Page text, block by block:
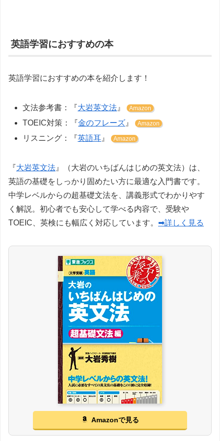
英語学習におすすめの本
英語学習におすすめの本を紹介します！
文法参考書：『大岩英文法 』 Amazon
TOEIC対策：『金のフレーズ 』 Amazon
リスニング：『英語耳 』 Amazon
『大岩英文法 』（大岩のいちばんはじめの英文法）は、
英語の基礎をしっかり固めたい方に最適な入門書です。
中学レベルからの超基礎文法を、講義形式でわかりやす
く解説。初心者でも安心して学べる内容で、受験や
TOEIC、英検にも幅広く対応しています。 ➡詳しく見る
Amazonで見る